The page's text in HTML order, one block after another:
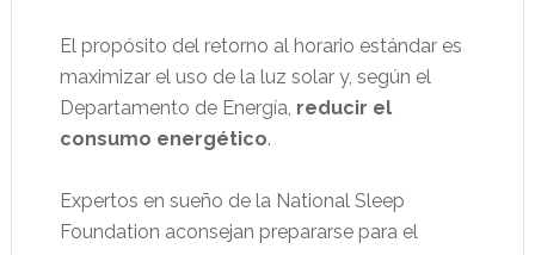
El propósito del retorno al horario estándar es
maximizar el uso de la luz solar y, según el
Departamento de Energía, reducir el
consumo energético.
Expertos en sueño de la National Sleep
Foundation aconsejan prepararse para el